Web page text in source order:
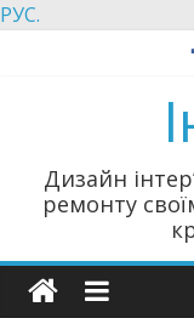
РУС.
Дизайн
ремонту